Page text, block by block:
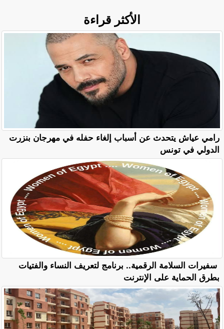
الأكثر قراءة
رامي عياش يتحدث عن أسباب إلغاء حفله في مهرجان بنزرت
الدولي في تونس
سفيرات السلامة الرقمية.. برنامج لتعريف النساء والفتيات
بطرق الحماية على الإنترنت